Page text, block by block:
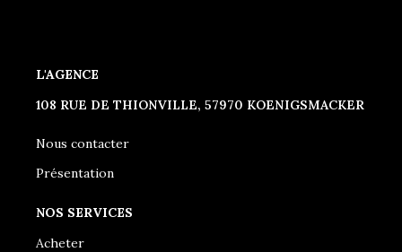
L'AGENCE
108 RUE DE THIONVILLE, 57970 KOENIGSMACKER
Nous contacter
Présentation
NOS SERVICES
Acheter